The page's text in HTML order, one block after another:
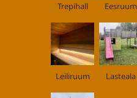
Trepihall Eesruum
Leiliruum Lasteala